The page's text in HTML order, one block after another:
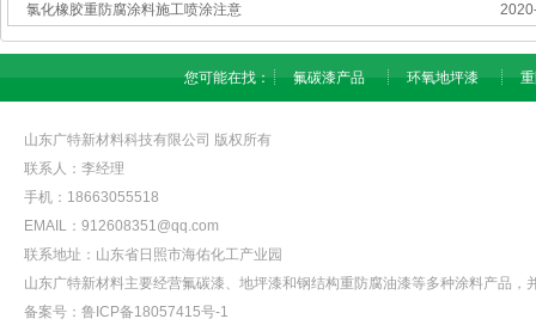
氯化橡胶重防腐涂料施工喷涂注意
您可能在找： 氟碳漆产品 环氧地坪漆
山东广特新材料科技有限公司 版权所有
联系人：李经理
手机：18663055518
EMAIL：912608351@qq.com
联系地址：山东省日照市海佑化工产业园
山东广特新材料主要经营氟碳漆、地坪漆和钢结构重防腐油漆等多种涂料产品，
备案号： 鲁ICP备18057415号-1